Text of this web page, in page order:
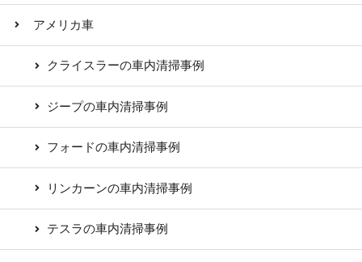
アメリカ車
クライスラーの車内清掃事例
ジープの車内清掃事例
フォードの車内清掃事例
リンカーンの車内清掃事例
テスラの車内清掃事例